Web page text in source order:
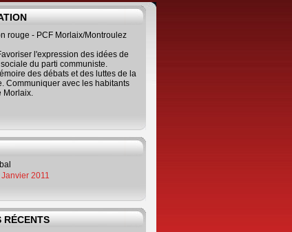
rouge - PCF Morlaix/Montroulez
l'expression des idées de
du parti communiste.
des débats et des luttes de la
Communiquer avec les habitants
Morlaix.
2011
RÉCENTS